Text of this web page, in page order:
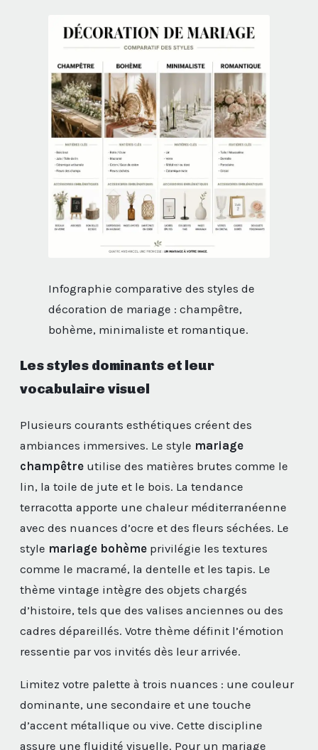
Infographie comparative des styles de
décoration de mariage : champêtre,
bohème, minimaliste et romantique.
Les styles dominants et leur
vocabulaire visuel
Plusieurs courants esthétiques créent des
ambiances immersives. Le style mariage
champêtre utilise des matières brutes comme le
lin, la toile de jute et le bois. La tendance
terracotta apporte une chaleur méditerranéenne
avec des nuances d’ocre et des fleurs séchées. Le
style mariage bohème privilégie les textures
comme le macramé, la dentelle et les tapis. Le
thème vintage intègre des objets chargés
d’histoire, tels que des valises anciennes ou des
cadres dépareillés. Votre thème définit l’émotion
ressentie par vos invités dès leur arrivée.
Limitez votre palette à trois nuances : une couleur
dominante, une secondaire et une touche
d’accent métallique ou vive. Cette discipline
assure une fluidité visuelle. Pour un mariage